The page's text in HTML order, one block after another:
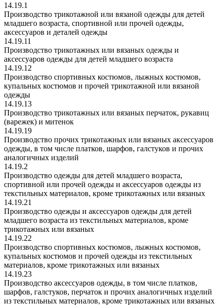
14.19.1
Производство трикотажной или вязаной одежды для детей
младшего возраста, спортивной или прочей одежды,
аксессуаров и деталей одежды
14.19.11
Производство трикотажных или вязаных одежды и
аксессуаров одежды для детей младшего возраста
14.19.12
Производство спортивных костюмов, лыжных костюмов,
купальных костюмов и прочей трикотажной или вязаной
одежды
14.19.13
Производство трикотажных или вязаных перчаток, рукавиц
(варежек) и митенок
14.19.19
Производство прочих трикотажных или вязаных аксессуаров
одежды, в том числе платков, шарфов, галстуков и прочих
аналогичных изделий
14.19.2
Производство одежды для детей младшего возраста,
спортивной или прочей одежды и аксессуаров одежды из
текстильных материалов, кроме трикотажных или вязаных
14.19.21
Производство одежды и аксессуаров одежды для детей
младшего возраста из текстильных материалов, кроме
трикотажных или вязаных
14.19.22
Производство спортивных костюмов, лыжных костюмов,
купальных костюмов и прочей одежды из текстильных
материалов, кроме трикотажных или вязаных
14.19.23
Производство аксессуаров одежды, в том числе платков,
шарфов, галстуков, перчаток и прочих аналогичных изделий
из текстильных материалов, кроме трикотажных или вязаных